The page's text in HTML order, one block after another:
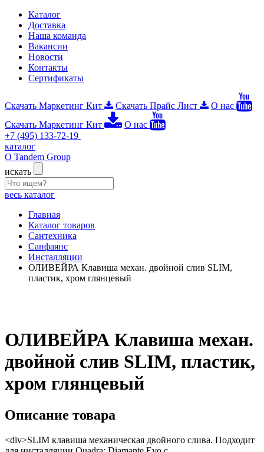
Каталог
Доставка
Наша команда
Вакансии
Новости
Контакты
Сертификаты
Скачать Маркетинг Кит Скачать Прайс Лист
О нас
Скачать Маркетинг Кит
О нас
+7 (495) 133-72-19
каталог
О Tandem Group
искать
весь каталог
Главная
Каталог товаров
Сантехника
Санфаянс
Инсталляции
ОЛИВЕЙРА Клавиша механ. двойной слив SLIM,
пластик, хром глянцевый
ОЛИВЕЙРА Клавиша механ.
двойной слив SLIM, пластик,
хром глянцевый
Описание товара
<div>SLIM клавиша механическая двойного слива. Подходит